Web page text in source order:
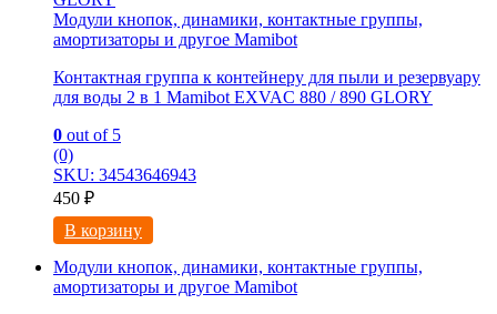
Модули кнопок, динамики, контактные группы,
амортизаторы и другое Mamibot
Контактная группа к контейнеру для пыли и резервуару
для воды 2 в 1 Mamibot EXVAC 880 / 890 GLORY
0 out of 5
(0)
SKU: 34543646943
450 ₽
В корзину
Модули кнопок, динамики, контактные группы,
амортизаторы и другое Mamibot